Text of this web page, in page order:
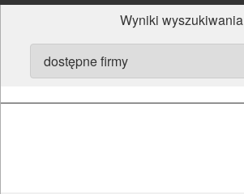
Wyniki wyszukiwania